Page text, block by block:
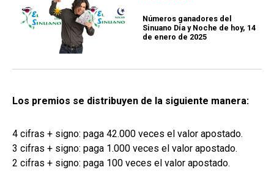
Números ganadores del
Sinuano Día y Noche de hoy, 14
de enero de 2025
Los premios se distribuyen de la siguiente manera:
4 cifras + signo: paga 42.000 veces el valor apostado.
3 cifras + signo: paga 1.000 veces el valor apostado.
2 cifras + signo: paga 100 veces el valor apostado.